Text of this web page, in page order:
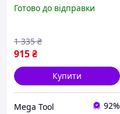
електричний лобзик для
Готово до відправки
915₴
1 335 ₴
Купити
Mega Tool 92%